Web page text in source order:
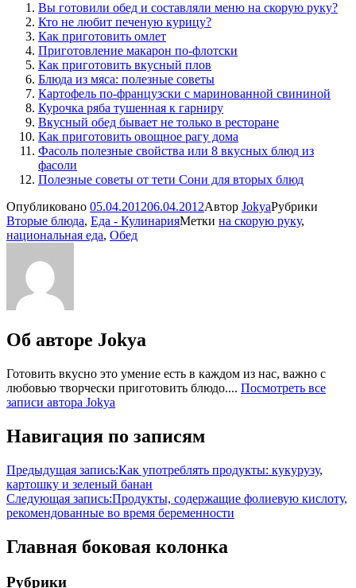
Вы готовили обед и составляли меню на скорую руку?
Кто не любит печеную курицу?
Как приготовить омлет
Приготовление макарон по-флотски
Как приготовить вкусный плов
Блюда из мяса: полезные советы
Картофель по-французски с маринованной свининой
Курочка ряба тушенная к гарниру
Вкусный обед бывает не только в ресторане
Как приготовить овощное рагу дома
Фасоль полезные свойства или 8 вкусных блюд из
фасоли
Полезные советы от тети Сони для вторых блюд
Опубликовано 05.04.201206.04.2012Автор JokyaРубрики
Вторые блюда, Еда - КулинарияМетки на скорую руку,
национальная еда, Обед
Об авторе Jokya
Готовить вкусно это умение есть в каждом из нас, важно с
любовью творчески приготовить блюдо.... Посмотреть все
записи автора Jokya
Навигация по записям
Предыдущая запись:Как употреблять продукты: кукурузу,
картошку и зеленый банан
Следующая запись:Продукты, содержащие фолиевую кислоту,
рекомендованные во время беременности
Главная боковая колонка
Рубрики